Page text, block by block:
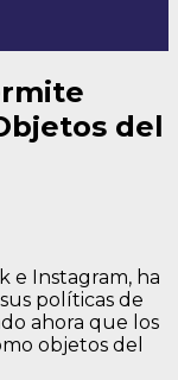
del
e Instagram, ha
políticas de
ahora que los
objetos del